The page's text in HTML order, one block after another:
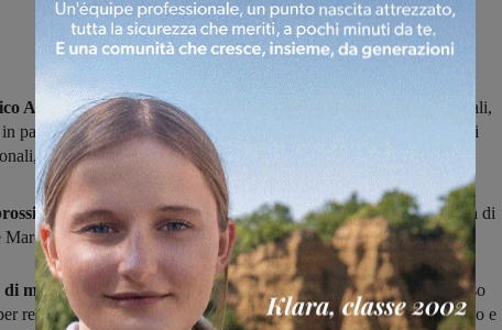
Ascoli l’avversario del Terranuova Traiana
ai play-off nazionali,
in palio un posto in serie D.I piceni si sono qualificati
battendo, nei
in semifianale la Azzura Colli (1-0) e in finale la Jesina (2-1).
al “Mario Mattein” di Terranuova, la gara di andata, la gara di
si giocherà domenica 3 giugno.
mister Calori,che ha potuto beneficiare di una settimana di riposo
recupeare qualche acciaccato, si sta allenando con grande impegno e